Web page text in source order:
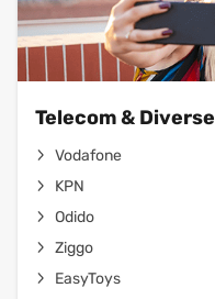
Telecom & Diverse
Vodafone
KPN
Odido
Ziggo
EasyToys